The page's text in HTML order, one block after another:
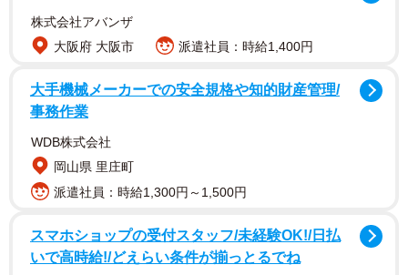
この状況に、「気の毒なような爆笑のような！！」「サカ
見に行くのにー！」などのコメントが寄せられました。研
修で南部潜りを体験したという人からは「油断すると浮い
てしまうので、このように底に横になるのって難しいんで
すよね」というコメントも。同館は南部潜りと北限の海女
の潜水作業を水中で見られる、世界で唯一の水族館。とて
当日の状況について、同館学芸員の宇部さんにお伺いしま
株式会社アバンザ
大阪府 大阪市
派遣社員：時給1,400円
大手機械メーカーでの安全規格や知的財産管理/
事務作業
WDB株式会社
岡山県 里庄町
派遣社員：時給1,300円～1,500円
スマホショップの受付スタッフ/未経験OK!/日払
いで高時給!/どえらい条件が揃っとるでね